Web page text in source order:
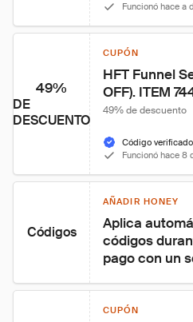
Funcionó hace a
49%
DE
DESCUENTO
CUPÓN
HFT Funnel
OFF). ITEM
49% de descuento
Código verificado
Funcionó hace 8
Códigos
AÑADIR HONEY
Aplica
códigos
pago con un
CUPÓN